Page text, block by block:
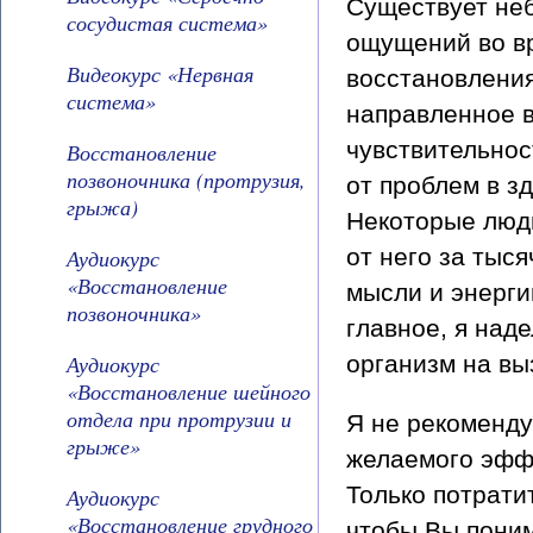
сосудистая система»
Видеокурс «Нервная
система»
Восстановление
позвоночника (протрузия,
грыжа)
Аудиокурс
«Восстановление
позвоночника»
Аудиокурс
«Восстановление шейного
отдела при протрузии и
грыже»
Аудиокурс
«Восстановление грудного
Существует
ощущений во
направленное
от проблем в
Некоторые
от него за
мысли и
главное, я
организм на
Я не
желаемого
Только